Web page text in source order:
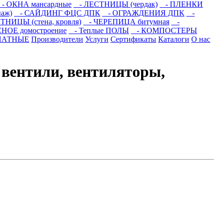
- ОКНА мансардные - ЛЕСТНИЦЫ (чердак)
- ПЛЕНКИ
- САЙДИНГ ФЦС ДПК - ОГРАЖДЕНИЯ ДПК
-
(стена, кровля) - ЧЕРЕПИЦА битумная
-
домостроение - Теплые ПОЛЫ
- КОМПОСТЕРЫ
Производители Услуги Сертификаты Каталоги О нас
вентиляторы,